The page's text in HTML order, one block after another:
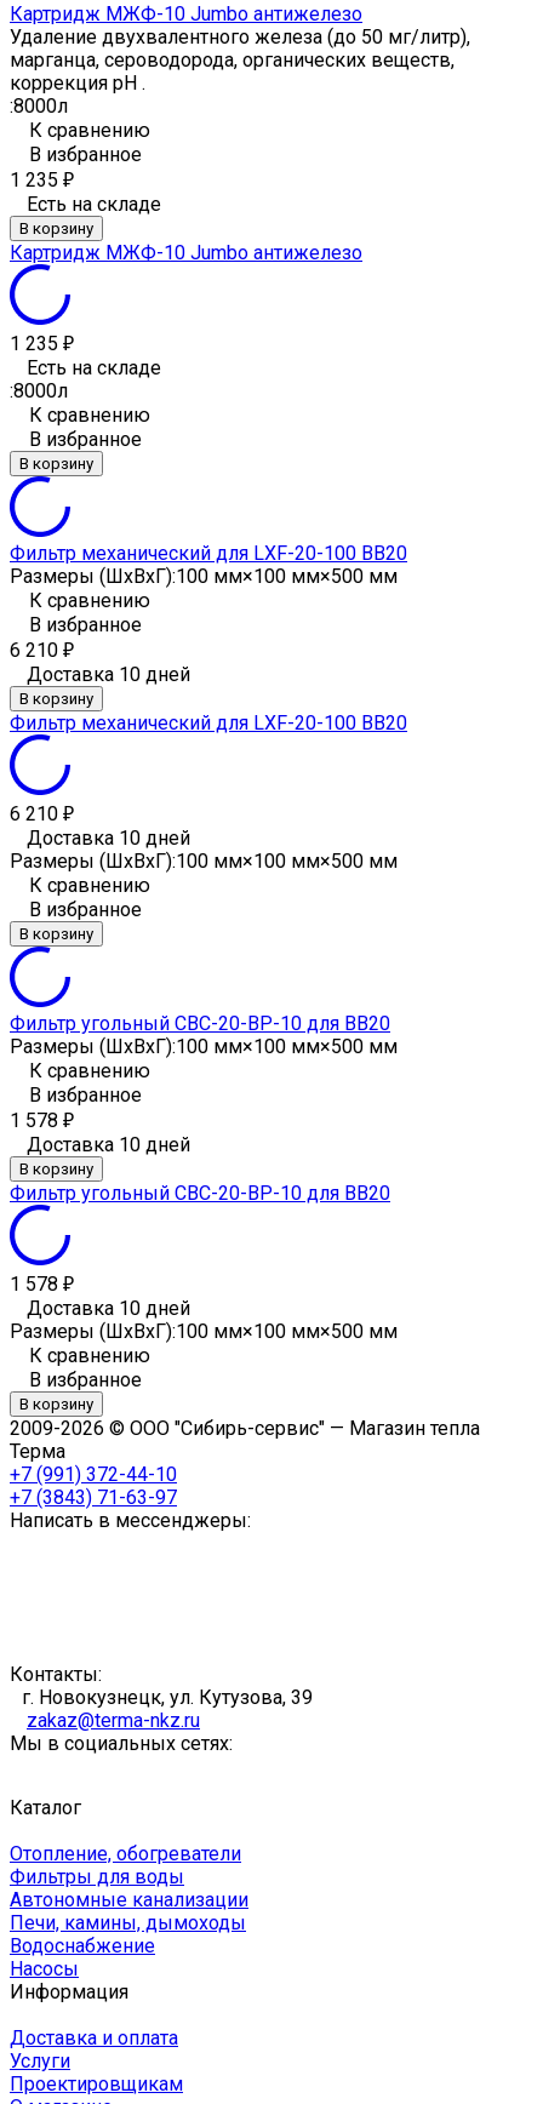
Картридж МЖФ-10 Jumbo антижелезо
Удаление двухвалентного железа (до 50 мг/литр),
марганца, сероводорода, органических веществ,
коррекция рН .
:8000л
К сравнению
В избранное
1 235 ₽
Есть на складе
В корзину
Картридж МЖФ-10 Jumbo антижелезо
1 235 ₽
Есть на складе
:8000л
К сравнению
В избранное
В корзину
Фильтр механический для LXF-20-100 BB20
Размеры (ШxВxГ):100 мм×100 мм×500 мм
К сравнению
В избранное
6 210 ₽
Доставка 10 дней
В корзину
Фильтр механический для LXF-20-100 BB20
6 210 ₽
Доставка 10 дней
Размеры (ШxВxГ):100 мм×100 мм×500 мм
К сравнению
В избранное
В корзину
Фильтр угольный CBC-20-BP-10 для ВВ20
Размеры (ШxВxГ):100 мм×100 мм×500 мм
К сравнению
В избранное
1 578 ₽
Доставка 10 дней
В корзину
Фильтр угольный CBC-20-BP-10 для ВВ20
1 578 ₽
Доставка 10 дней
Размеры (ШxВxГ):100 мм×100 мм×500 мм
К сравнению
В избранное
В корзину
2009-2026 © ООО "Сибирь-сервис" — Магазин тепла
Терма
+7 (991) 372-44-10
+7 (3843) 71-63-97
Написать в мессенджеры:
Контакты:
г. Новокузнецк, ул. Кутузова, 39
zakaz@terma-nkz.ru
Мы в социальных сетях:
Каталог
Отопление, обогреватели
Фильтры для воды
Автономные канализации
Печи, камины, дымоходы
Водоснабжение
Насосы
Информация
Доставка и оплата
Услуги
Проектировщикам